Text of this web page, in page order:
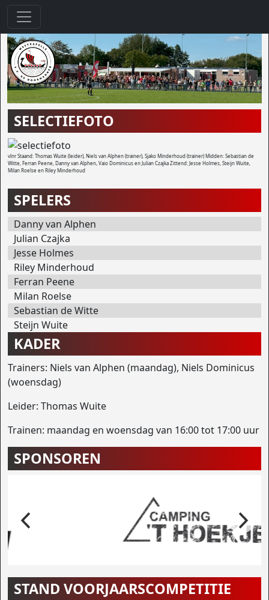
SELECTIEFOTO
vlnr Staand: Thomas Wuite (leider), Niels van Alphen (trainer), Sjako Minderhoud (trainer) Midden: Sebastian de
Witte, Ferran Peene, Danny van Alphen, Vaio Dominicus en Julian Czajka Zittend: Jesse Holmes, Steijn Wuite,
Milan Roelse en Riley Minderhoud
SPELERS
Danny van Alphen
Julian Czajka
Jesse Holmes
Riley Minderhoud
Ferran Peene
Milan Roelse
Sebastian de Witte
Steijn Wuite
KADER
Trainers: Niels van Alphen (maandag), Niels Dominicus
(woensdag)
Leider: Thomas Wuite
Trainen: maandag en woensdag van 16:00 tot 17:00 uur
SPONSOREN
STAND VOORJAARSCOMPETITIE